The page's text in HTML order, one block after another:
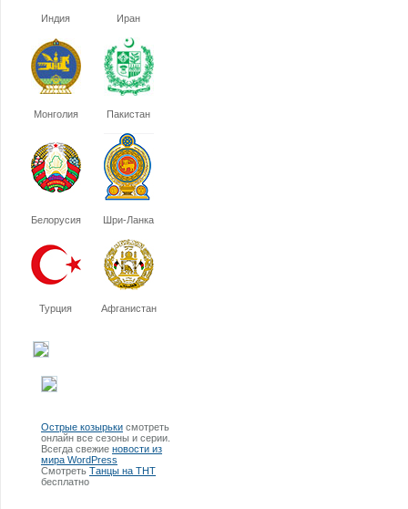
Индия Иран
Монголия Пакистан
Белорусия Шри-Ланка
Турция Афганистан
Острые козырьки смотреть
онлайн все сезоны и серии.
Всегда свежие новости из
мира WordPress
Смотреть Танцы на ТНТ
бесплатно